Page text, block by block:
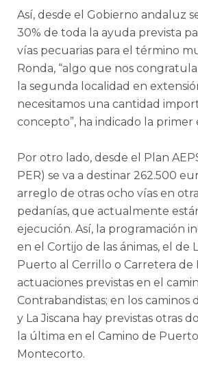
Así, desde el Gobierno andaluz
30% de toda la ayuda prevista
vías pecuarias para el término
Ronda, “algo que nos
la segunda localidad en
necesitamos una cantidad
concepto”, ha indicado la primer
Por otro lado, desde el Plan
PER) se va a destinar 262.500
arreglo de otras ocho vías en
pedanías, que actualmente
ejecución. Así, la programación
en el Cortijo de las ánimas, el de
Puerto al Cerrillo o Carretera de
actuaciones previstas en el
Contrabandistas; en los caminos
y La Jiscana hay previstas otras
la última en el Camino de
Montecorto.